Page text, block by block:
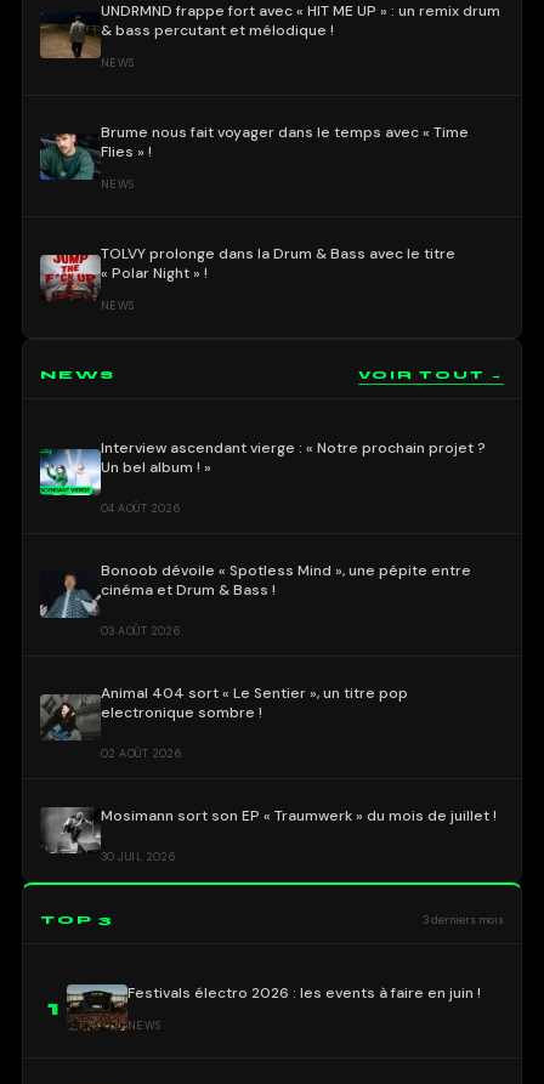
UNDRMND frappe fort avec « HIT ME UP » : un remix drum
& bass percutant et mélodique !
NEWS
Brume nous fait voyager dans le temps avec « Time
Flies » !
NEWS
TOLVY prolonge dans la Drum & Bass avec le titre
« Polar Night » !
NEWS
NEWS VOIR TOUT →
Interview ascendant vierge : « Notre prochain projet ?
Un bel album ! »
04 AOÛT 2026
Bonoob dévoile « Spotless Mind », une pépite entre
cinéma et Drum & Bass !
03 AOÛT 2026
Animal 404 sort « Le Sentier », un titre pop
electronique sombre !
02 AOÛT 2026
Mosimann sort son EP « Traumwerk » du mois de juillet !
30 JUIL 2026
TOP 3 3 derniers mois
1
Festivals électro 2026 : les events à faire en juin !
NEWS